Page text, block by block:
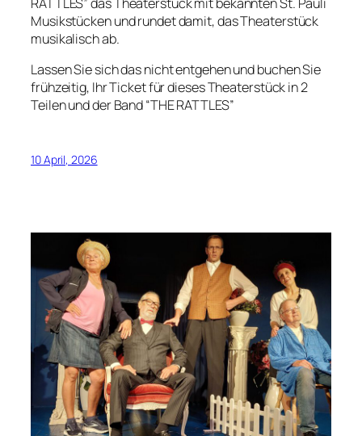
Musikstücken und rundet damit, das Theaterstück
musikalisch ab.
Lassen Sie sich das nicht entgehen und buchen Sie
frühzeitig, Ihr Ticket für dieses Theaterstück in 2
Teilen und der Band “THE RATTLES”
10 April, 2026